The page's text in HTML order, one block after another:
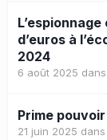
d’euros à
2024
6 août 2025 dans
Prime
21 juin 2025 dans